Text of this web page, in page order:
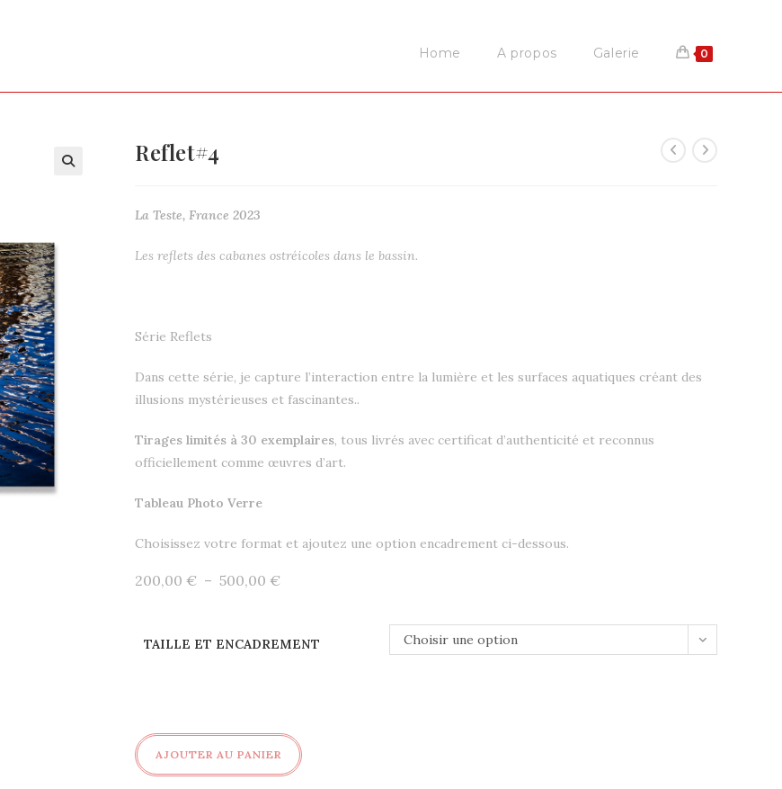
Home A propos Galerie 0
Reflet#4
La Teste, France 2023
Les reflets des cabanes ostréicoles dans le bassin.
Série Reflets
Dans cette série, je capture l’interaction entre la lumière et les surfaces aquatiques créant des
illusions mystérieuses et fascinantes..
Tirages limités à 30 exemplaires, tous livrés avec certificat d’authenticité et reconnus
officiellement comme œuvres d’art.
Tableau Photo Verre
Choisissez votre format et ajoutez une option encadrement ci-dessous.
200,00 € – 500,00 €
500,00 €
TAILLE ET ENCADREMENT Choisir une option
quantité
de
AJOUTER AU PANIER